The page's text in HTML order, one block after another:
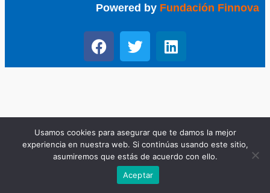
Powered by Fundación Finnova
Usamos cookies para asegurar que te damos la mejor
experiencia en nuestra web. Si continúas usando este sitio,
asumiremos que estás de acuerdo con ello.
Aceptar